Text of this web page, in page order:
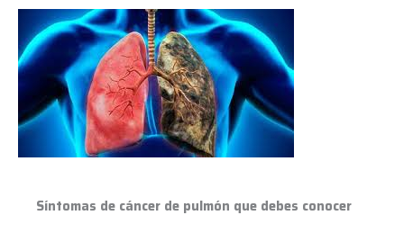
Síntomas de cáncer de pulmón que debes conocer
Síntomas
de
cáncer
pulmón
que